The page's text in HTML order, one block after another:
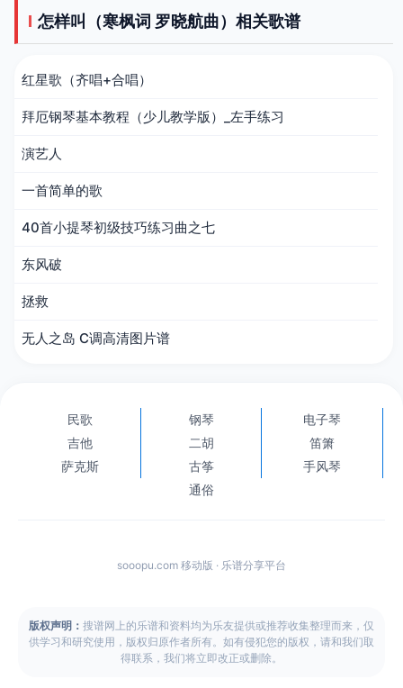
怎样叫（寒枫词 罗晓航曲）相关歌谱
红星歌（齐唱+合唱）
拜厄钢琴基本教程（少儿教学版）_左手练习
演艺人
一首简单的歌
40首小提琴初级技巧练习曲之七
东风破
拯救
无人之岛 C调高清图片谱
民歌 钢琴
电子琴
吉他
二胡
笛箫
萨克斯
古筝
手风琴
通俗
sooopu.com 移动版 · 乐谱分享平台
版权声明： 搜谱网上的乐谱和资料均为乐友提供或推荐收集整理而来，仅
供学习和研究使用，版权归原作者所有。如有侵犯您的版权，请和我们取
得联系，我们将立即改正或删除。